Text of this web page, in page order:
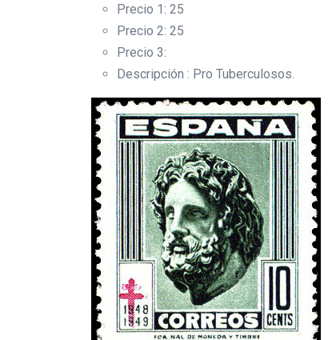
Precio 1: 25
Precio 2: 25
Precio 3:
Descripción : Pro Tuberculosos.